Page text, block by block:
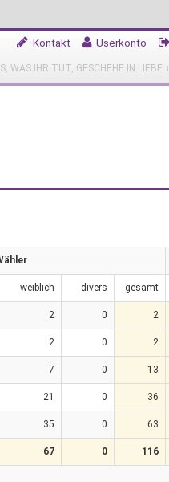
Kontakt Userkonto
WAS IHR TUT, GESCHEHE IN LIEBE
weiblich divers gesamt
2 0 2
2 0 2
7 0 13
21 0 36
35 0 63
67 0 116